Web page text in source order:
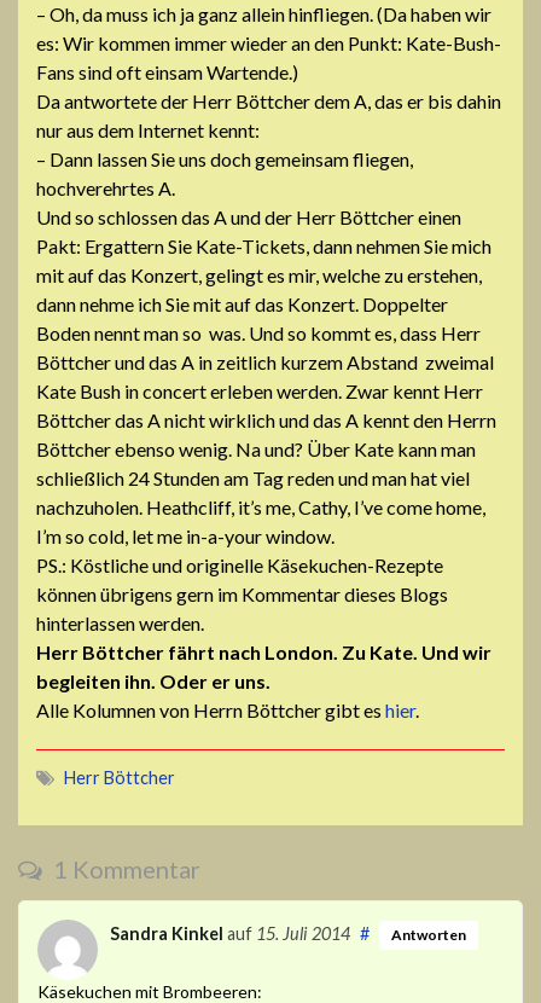
– Oh, da muss ich ja ganz allein hinfliegen. (Da haben wir
es: Wir kommen immer wieder an den Punkt: Kate-Bush-
Fans sind oft einsam Wartende.)
Da antwortete der Herr Böttcher dem A, das er bis dahin
nur aus dem Internet kennt:
– Dann lassen Sie uns doch gemeinsam fliegen,
hochverehrtes A.
Und so schlossen das A und der Herr Böttcher einen
Pakt: Ergattern Sie Kate-Tickets, dann nehmen Sie mich
mit auf das Konzert, gelingt es mir, welche zu erstehen,
dann nehme ich Sie mit auf das Konzert. Doppelter
Boden nennt man so was. Und so kommt es, dass Herr
Böttcher und das A in zeitlich kurzem Abstand zweimal
Kate Bush in concert erleben werden. Zwar kennt Herr
Böttcher das A nicht wirklich und das A kennt den Herrn
Böttcher ebenso wenig. Na und? Über Kate kann man
schließlich 24 Stunden am Tag reden und man hat viel
nachzuholen. Heathcliff, it’s me, Cathy, I’ve come home,
I’m so cold, let me in-a-your window.
PS.: Köstliche und originelle Käsekuchen-Rezepte
können übrigens gern im Kommentar dieses Blogs
hinterlassen werden.
Herr Böttcher fährt nach London. Zu Kate. Und wir
begleiten ihn. Oder er uns.
Alle Kolumnen von Herrn Böttcher gibt es hier.
Herr Böttcher
1 Kommentar
Sandra Kinkel auf 15. Juli 2014 # Antworten
Käsekuchen mit Brombeeren: